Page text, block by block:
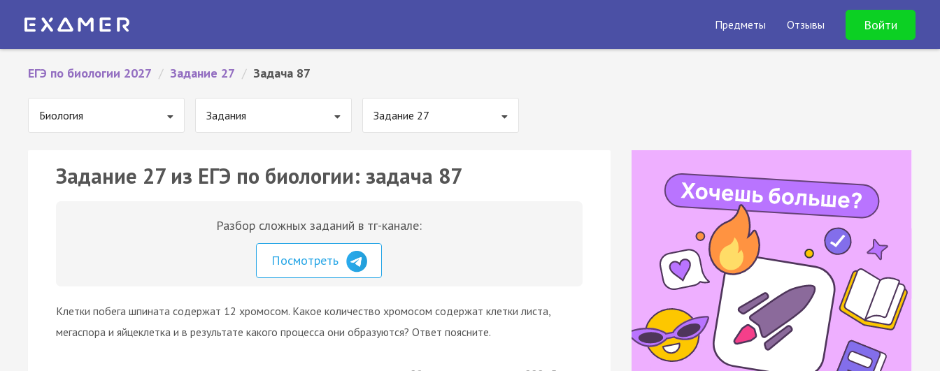
Предметы Отзывы Войти
ЕГЭ по биологии 2027 / Задание 27 / Задача 87
Биология Задания Задание 27
Задание 27 из ЕГЭ по биологии: задача 87
Разбор сложных заданий в тг-канале:
Посмотреть
Клетки побега шпината содержат 12 хромосом. Какое количество хромосом содержат клетки листа,
мегаспора и яйцеклетка и в результате какого процесса они образуются? Ответ поясните.